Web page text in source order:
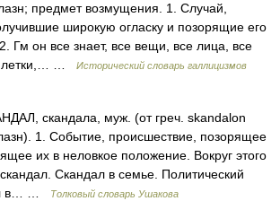
предмет возмущения. 1. Случай,
широкую огласку и позорящие его
Гм он все знает, все вещи, все лица, все
…
Исторический словарь галлицизмов
скандала, муж. (от греч. skandalon
1. Событие, происшествие, позорящее
их в неловкое положение. Вокруг этого
Скандал в семье. Политический
в… …
Толковый словарь Ушакова